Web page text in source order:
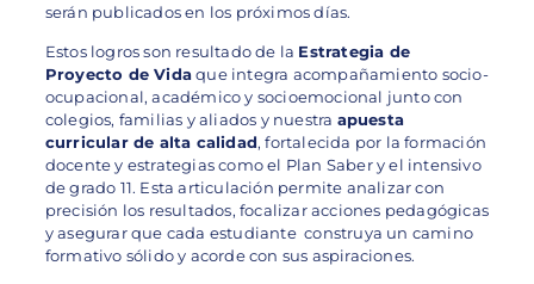
serán publicados en los próximos días.
Estos logros son resultado de la Estrategia de
Proyecto de Vidaque integra acompañamiento socio-
ocupacional, académico y socioemocional junto con
colegios, familias y aliados y nuestra apuesta
curricular de alta calidad, fortalecida por la formación
docente y estrategias como el Plan Saber y el intensivo
de grado 11. Esta articulación permite analizar con
precisión los resultados, focalizar acciones pedagógicas
y asegurar que cada estudiante construya un camino
formativo sólido y acorde con sus aspiraciones.